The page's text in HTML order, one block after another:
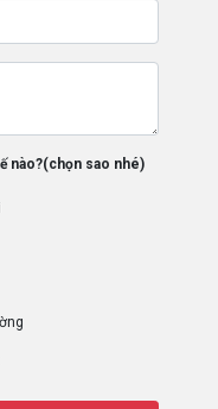
nào?(chọn sao nhé)